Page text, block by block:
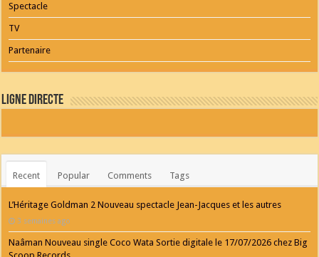
Spectacle
TV
Partenaire
Ligne Directe
Recent Popular Comments Tags
L’Héritage Goldman 2 Nouveau spectacle Jean-Jacques et les autres
3 semaines ago
Naâman Nouveau single Coco Wata Sortie digitale le 17/07/2026 chez Big